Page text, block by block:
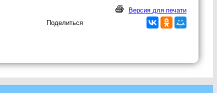
Версия для печати
Поделиться